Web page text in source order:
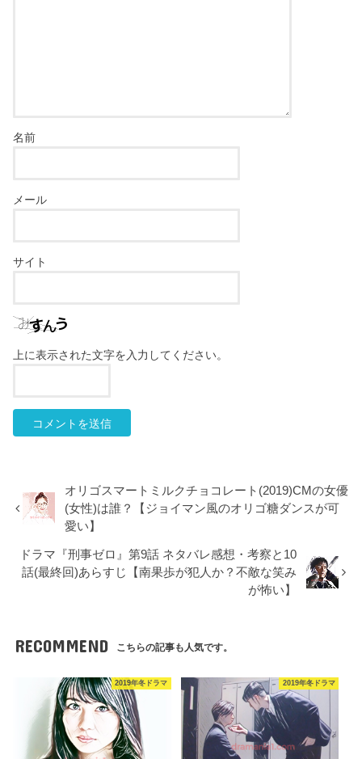
名前
メール
サイト
上に表示された文字を入力してください。
オリゴスマートミルクチョコレート(2019)CMの女優
(女性)は誰？【ジョイマン風のオリゴ糖ダンスが可
愛い】
ドラマ『刑事ゼロ』第9話 ネタバレ感想・考察と10
話(最終回)あらすじ【南果歩が犯人か？不敵な笑み
が怖い】
RECOMMEND こちらの記事も人気です。
2019年冬ドラマ 2019年冬ドラマ